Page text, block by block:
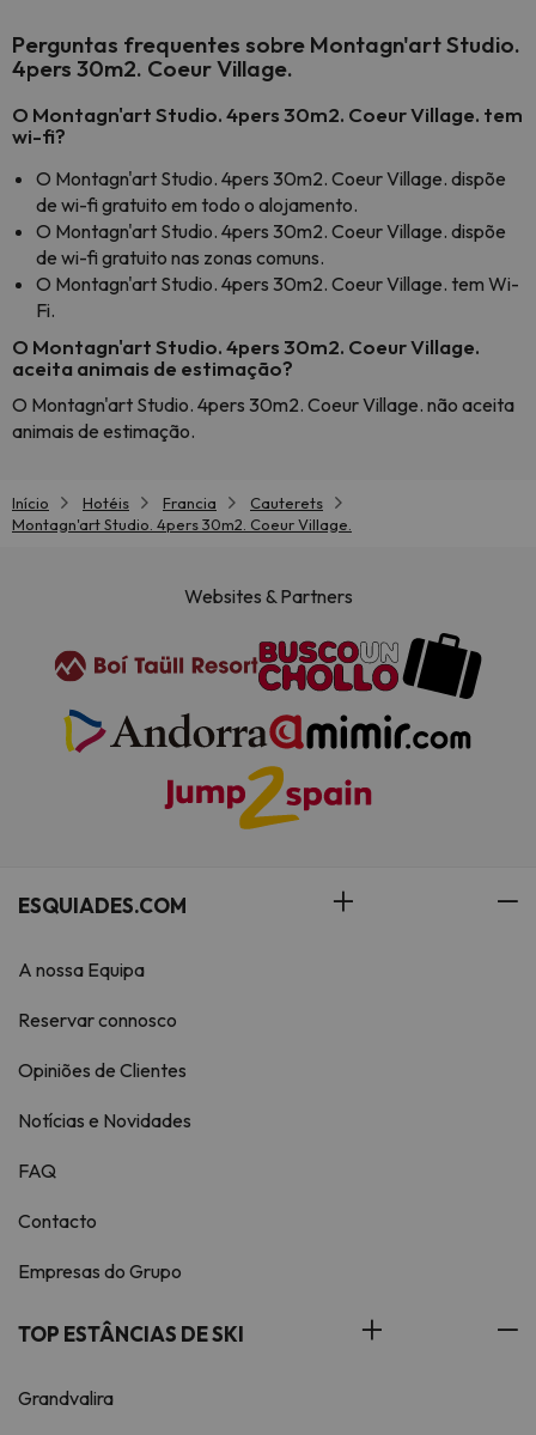
Perguntas frequentes sobre Montagn'art Studio.
4pers 30m2. Coeur Village.
O Montagn'art Studio. 4pers 30m2. Coeur Village. tem
wi-fi?
O Montagn'art Studio. 4pers 30m2. Coeur Village. dispõe
de wi-fi gratuito em todo o alojamento.
O Montagn'art Studio. 4pers 30m2. Coeur Village. dispõe
de wi-fi gratuito nas zonas comuns.
O Montagn'art Studio. 4pers 30m2. Coeur Village. tem Wi-
Fi.
O Montagn'art Studio. 4pers 30m2. Coeur Village.
aceita animais de estimação?
O Montagn'art Studio. 4pers 30m2. Coeur Village. não aceita
animais de estimação.
Início Hotéis Francia
Cauterets
Montagn'art Studio. 4pers 30m2. Coeur Village.
Websites & Partners
ESQUIADES.COM
A nossa Equipa
Reservar connosco
Opiniões de Clientes
Notícias e Novidades
FAQ
Contacto
Empresas do Grupo
TOP ESTÂNCIAS DE SKI
Grandvalira